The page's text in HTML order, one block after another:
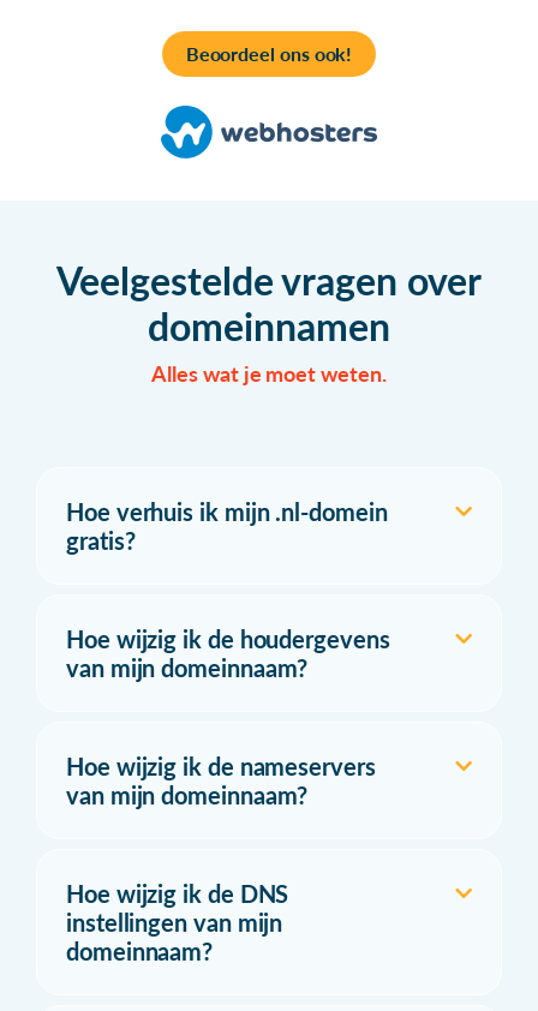
Beoordeel ons ook!
Veelgestelde vragen over
domeinnamen
Alles wat je moet weten.
Hoe verhuis ik mijn .nl-domein
gratis?
Hoe wijzig ik de houdergevens
van mijn domeinnaam?
Hoe wijzig ik de nameservers
van mijn domeinnaam?
Hoe wijzig ik de DNS
instellingen van mijn
domeinnaam?